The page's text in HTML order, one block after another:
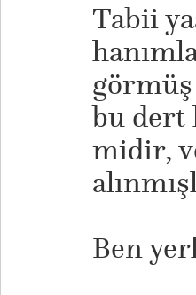
Tabii
bu dert
midir,
Ben